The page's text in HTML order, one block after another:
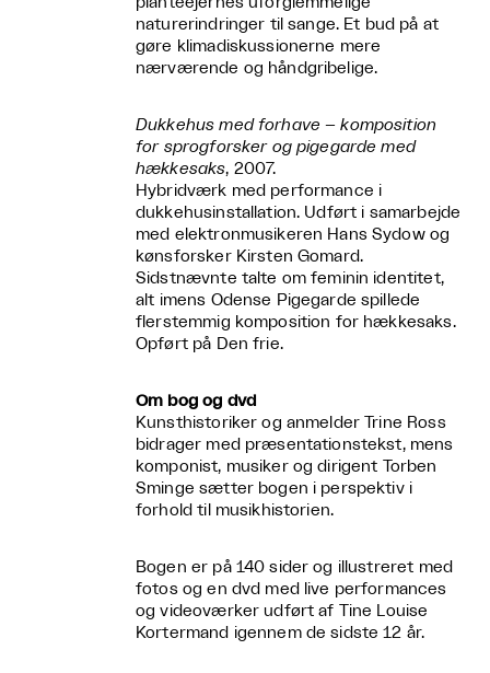
naturerindringer til sange. Et bud på at
gøre klimadiskussionerne mere
nærværende og håndgribelige.
Dukkehus med forhave – komposition
for sprogforsker og pigegarde med
hækkesaks, 2007.
Hybridværk med performance i
dukkehusinstallation. Udført i samarbejde
med elektronmusikeren Hans Sydow og
kønsforsker Kirsten Gomard.
Sidstnævnte talte om feminin identitet,
alt imens Odense Pigegarde spillede
flerstemmig komposition for hækkesaks.
Opført på Den frie.
Om bog og dvd
Kunsthistoriker og anmelder Trine Ross
bidrager med præsentationstekst, mens
komponist, musiker og dirigent Torben
Sminge sætter bogen i perspektiv i
forhold til musikhistorien.
Bogen er på 140 sider og illustreret med
fotos og en dvd med live performances
og videoværker udført af Tine Louise
Kortermand igennem de sidste 12 år.